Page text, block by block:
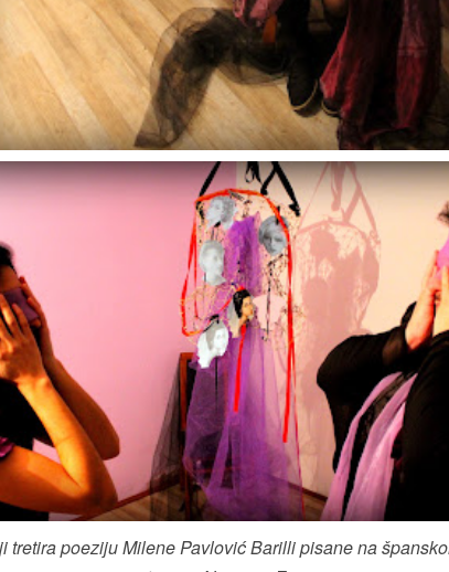
tretira poeziju Milene Pavlović Barilli pisane na